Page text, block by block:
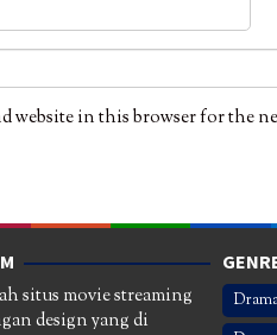
website in this browser for the
situs movie streaming
design yang di